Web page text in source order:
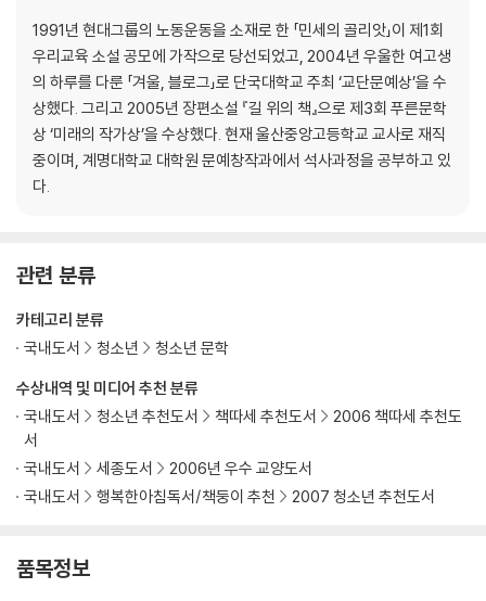
1991년 현대그룹의 노동운동을 소재로 한 「민세의 골리앗」이 제1회
우리교육 소설 공모에 가작으로 당선되었고, 2004년 우울한 여고생
의 하루를 다룬 「겨울, 블로그」로 단국대학교 주최 ‘교단문예상’을 수
상했다. 그리고 2005년 장편소설 『길 위의 책』으로 제3회 푸른문학
상 ‘미래의 작가상’을 수상했다. 현재 울산중앙고등학교 교사로 재직
중이며, 계명대학교 대학원 문예창작과에서 석사과정을 공부하고 있
다.
관련 분류
수상내역 및 미디어 추천 분류
국내도서
청소년 추천도서 책따세 추천도서
2006 책따세 추천도
서
국내도서
세종도서
2006년 우수 교양도서
국내도서
행복한아침독서/책둥이 추천 2007 청소년 추천도서
카테고리 분류
국내도서
청소년 청소년 문학
품목정보